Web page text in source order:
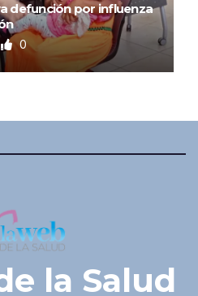
defunción por influenza
0
la Salud